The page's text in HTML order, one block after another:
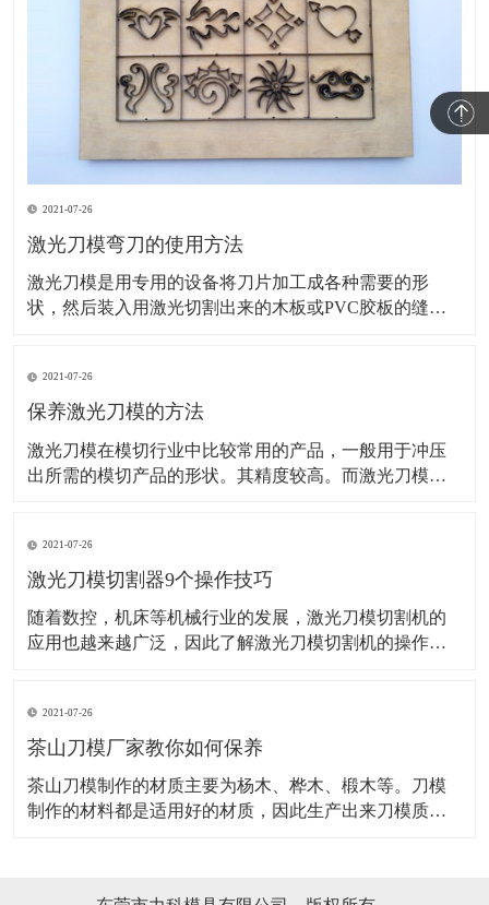
2021-07-26
激光刀模弯刀的使用方法
激光刀模是用专用的设备将刀片加工成各种需要的形
状，然后装入用激光切割出来的木板或PVC胶板的缝隙
旧模具的调整：基本上旧模具安装在机床上刀尖刀口对
齐一致就可以了。如模具的刀尖大小厚度不一、装夹部
2021-07-26
保养激光刀模的方法
激光刀模在模切行业中比较常用的产品，一般用于冲压
出所需的模切产品的形状。其精度较高。而激光刀模的
的操作机械，保养也是很好控制衰老和老化的一种最优
先的方法，并且还能保证下次使用的时候激光刀模能更
2021-07-26
激光刀模切割器9个操作技巧
随着数控，机床等机械行业的发展，激光刀模切割机的
应用也越来越广泛，因此了解激光刀模切割机的操作应
须穿戴劳保用品。 2、操作者必须经过严格培训，才能上
岗，对不要不熟悉激光刀模切割机操作要领
2021-07-26
茶山刀模厂家教你如何保养
​茶山刀模制作的材质主要为杨木、桦木、椴木等。刀模
制作的材料都是适用好的材质，因此生产出来刀模质量